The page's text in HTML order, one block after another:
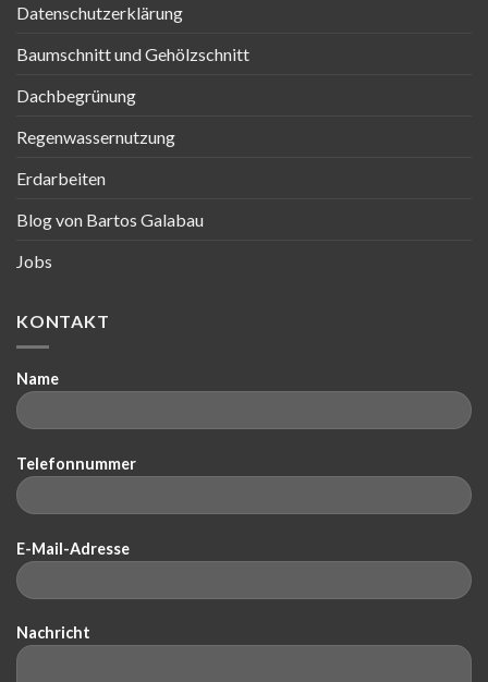
Datenschutzerklärung
Baumschnitt und Gehölzschnitt
Dachbegrünung
Regenwassernutzung
Erdarbeiten
Blog von Bartos Galabau
Jobs
KONTAKT
Name
Telefonnummer
E-Mail-Adresse
Nachricht